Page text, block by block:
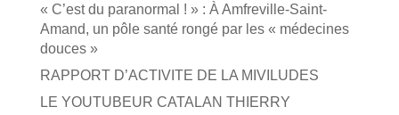
« C’est du paranormal ! » : À Amfreville-Saint-
Amand, un pôle santé rongé par les « médecines
douces »
RAPPORT D’ACTIVITE DE LA MIVILUDES
LE YOUTUBEUR CATALAN THIERRY